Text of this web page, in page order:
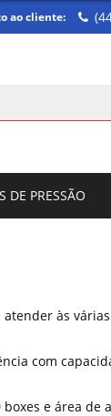
ao cliente:
DE PRESSÃO
às várias
com
e área de